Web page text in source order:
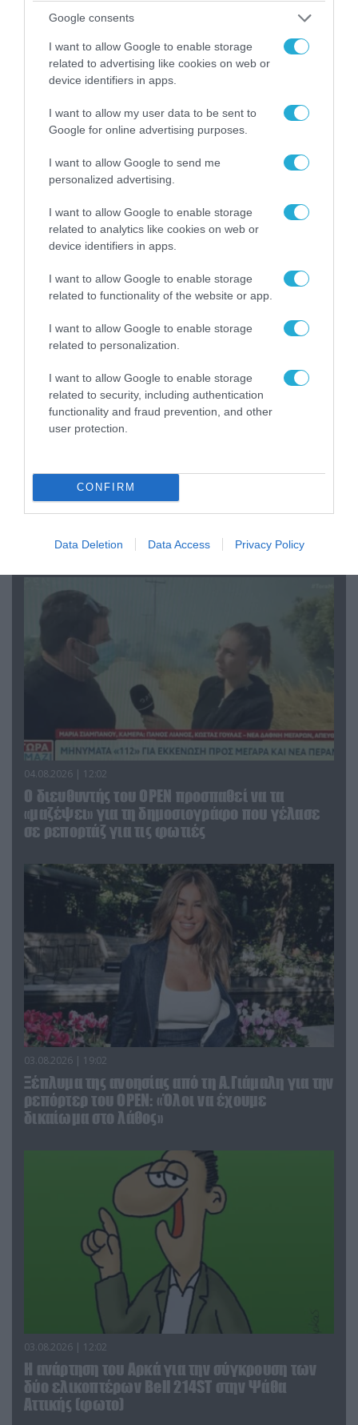
Google consents
I want to allow Google to enable storage
related to advertising like cookies on web or
device identifiers in apps.
I want to allow my user data to be sent to
Google for online advertising purposes.
I want to allow Google to send me
personalized advertising.
I want to allow Google to enable storage
related to analytics like cookies on web or
device identifiers in apps.
I want to allow Google to enable storage
related to functionality of the website or app.
I want to allow Google to enable storage
related to personalization.
I want to allow Google to enable storage
related to security, including authentication
functionality and fraud prevention, and other
user protection.
CONFIRM
Data Deletion Data Access Privacy Policy
04.08.2026 | 15:02
Αυτή την ώρα το τελευταίο «αντίο» στον πρώην
υπουργό Ι.Βαρβιτσιώτη (φωτο)
04.08.2026 | 13:02
Η ανακοίνωση του Πανελλήνιου Σωματείου
που γέλασε στη φωτιά
04.08.2026 | 12:02
O διευθυντής του OPEN προσπαθεί να τα
«μαζέψει» για τη δημοσιογράφο που γέλασε
σε ρεπορτάζ για τις φωτιές
03.08.2026 | 19:02
Ξέπλυμα της ανοησίας από τη Α.Γιάμαλη για την
ρεπόρτερ του ΟΡΕΝ: «Όλοι να έχουμε
δικαίωμα στο λάθος»
03.08.2026 | 12:02
Η ανάρτηση του Αρκά για την σύγκρουση των
δύο ελικοπτέρων Bell 214ST στην Ψάθα
Αττικής (φωτο)